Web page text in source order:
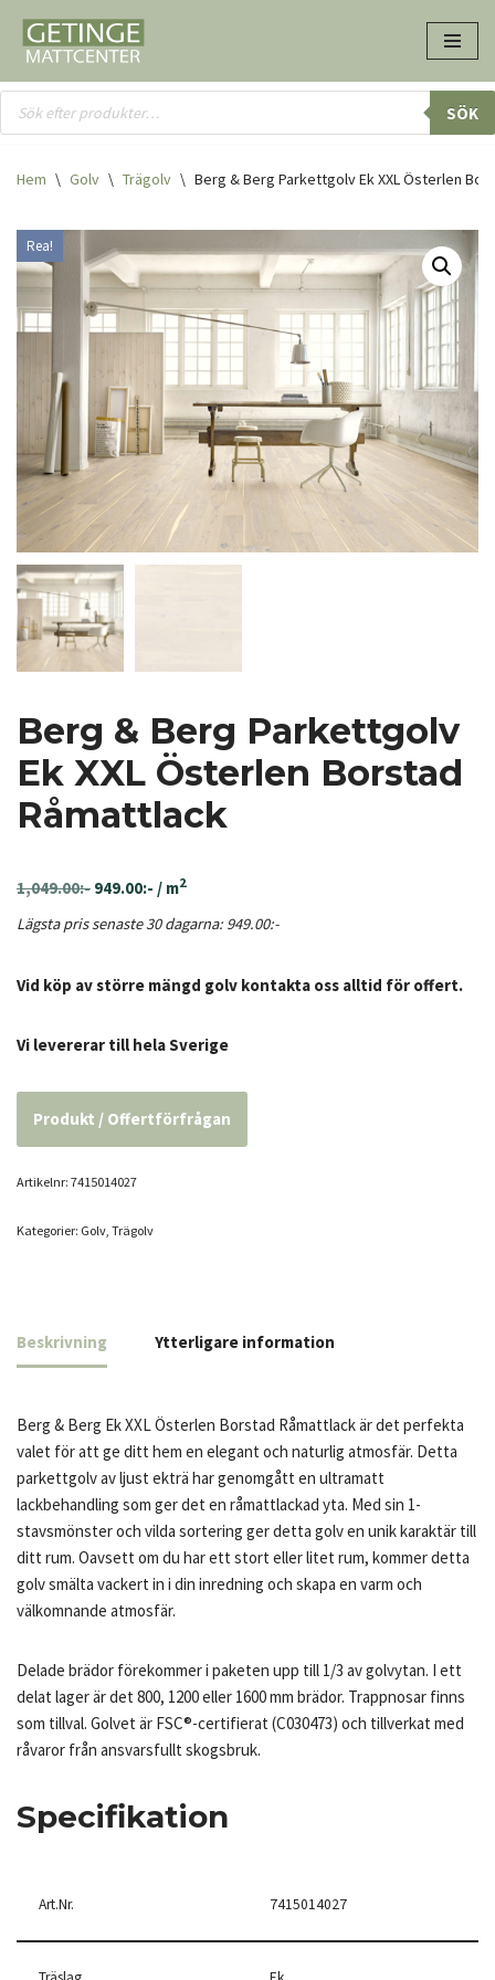
Hoppa
till
innehåll
SÖK
Hem \ Golv \ Trägolv \ Berg & Berg Parkettgolv Ek XXL Österlen
Rea!
Berg & Berg Parkettgolv
Ek XXL Österlen Borstad
Råmattlack
1,049.00:- 949.00:- / m2
Lägsta pris senaste 30 dagarna: 949.00:-
Vid köp av större mängd golv kontakta oss alltid för offert.
Vi levererar till hela Sverige
Produkt / Offertförfrågan
Artikelnr: 7415014027
Kategorier: Golv Trägolv
Beskrivning Ytterligare information
Berg & Berg Ek XXL Österlen Borstad Råmattlack är det perfekta
valet för att ge ditt hem en elegant och naturlig atmosfär. Detta
parkettgolv av ljust ekträ har genomgått en ultramatt
lackbehandling som ger det en råmattlackad yta. Med sin 1-
stavsmönster och vilda sortering ger detta golv en unik karaktär till
ditt rum. Oavsett om du har ett stort eller litet rum, kommer detta
golv smälta vackert in i din inredning och skapa en varm och
välkomnande atmosfär.
Delade brädor förekommer i paketen upp till 1/3 av golvytan. I ett
delat lager är det 800, 1200 eller 1600 mm brädor. Trappnosar finns
som tillval. Golvet är FSC®-certifierat (C030473) och tillverkat med
råvaror från ansvarsfullt skogsbruk.
Specifikation
Art.Nr. 7415014027